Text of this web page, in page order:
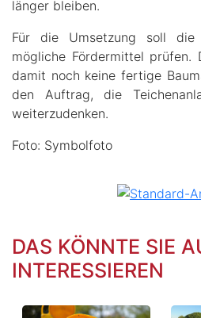
länger bleiben.
Für die Umsetzung soll die
mögliche Fördermittel prüfen.
damit noch keine fertige
den Auftrag, die
weiterzudenken.
Foto: Symbolfoto
DAS KÖNNTE SIE
INTERESSIEREN